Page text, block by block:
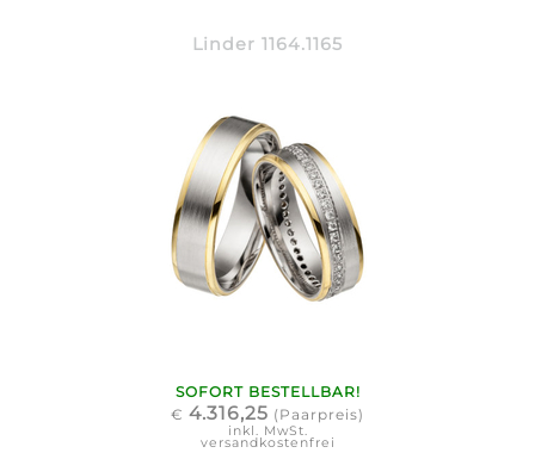
Linder 1164.1165
SOFORT BESTELLBAR!
€ 4.316,25 (Paarpreis)
inkl. MwSt.
versandkostenfrei